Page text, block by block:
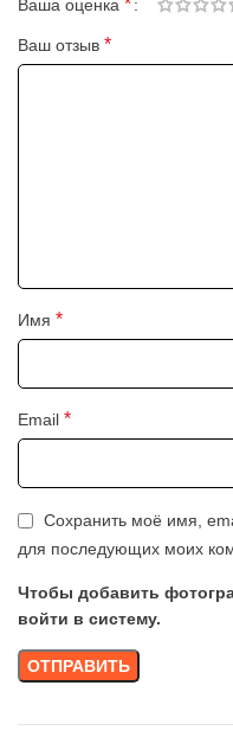
Ваша оценка *
Ваш отзыв *
Имя *
Email *
Сохранить моё имя,
для последующих моих
Чтобы добавить
войти в систему.